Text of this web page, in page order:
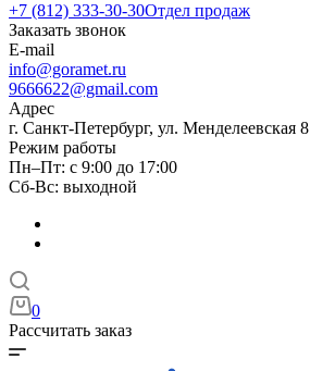
+7 (812) 333-30-30Отдел продаж
Заказать звонок
E-mail
info@goramet.ru
9666622@gmail.com
Адрес
г. Санкт-Петербург, ул. Менделеевская 8
Режим работы
Пн–Пт: с 9:00 до 17:00
Сб-Вс: выходной
0
Рассчитать заказ